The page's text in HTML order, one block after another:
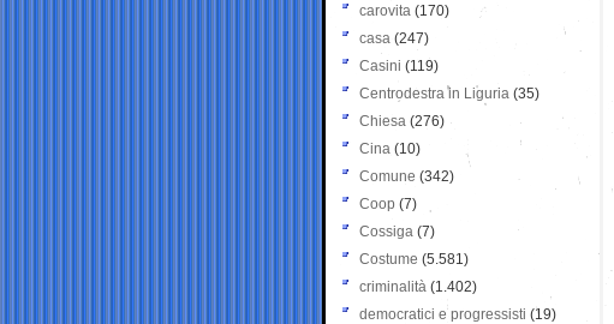
carovita (170)
casa (247)
Casini (119)
Centrodestra in Liguria (35)
Chiesa (276)
Cina (10)
Comune (342)
Coop (7)
Cossiga (7)
Costume (5.581)
criminalità (1.402)
democratici e progressisti (19)